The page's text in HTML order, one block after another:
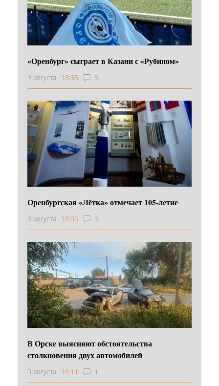
«Оренбург» сыграет в Казани с «Рубином»
9 августа 18:35 3
Оренбургская «Лётка» отмечает 105-летие
9 августа 18:06 3
В Орске выясняют обстоятельства
столкновения двух автомобилей
9 августа 16:11 1